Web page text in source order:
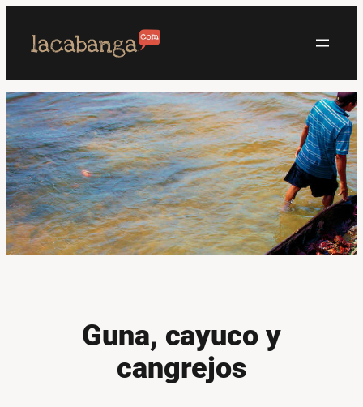
Guna, cayuco y
cangrejos